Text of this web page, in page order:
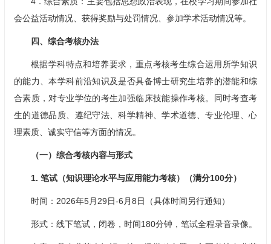
会公益活动情况、获得奖励与处罚情况、参加学术活动情况等。
四、综合考核办法
根据学科特点和培养要求，重点考核考生综合运用所学知识
的能力、本学科前沿知识及是否具备博士研究生培养的潜能和综
合素质，对专业学位的考生加强临床技能操作考核。同时考查考
生的道德品质、遵纪守法、科学精神、学术道德、专业伦理、心
理素质、诚实守信等方面的情况。
（一）综合考核内容与形式
1. 笔试（知识理论水平与应用能力考核）（满分100分）
时间：2026年5月29日-6月8日（具体时间另行通知）
形式：线下笔试，闭卷，时间180分钟，笔试全程录音录像。